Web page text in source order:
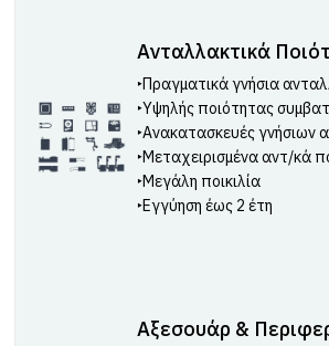
Ανταλλακτικά
‣Πραγματικά γνήσια
‣Υψηλής ποιότητας
‣Ανακατασκευές γνήσιων
‣Μεταχειρισμένα αντ/κά
‣Μεγάλη ποικιλία
‣Εγγύηση έως 2 έτη
Αξεσουάρ &